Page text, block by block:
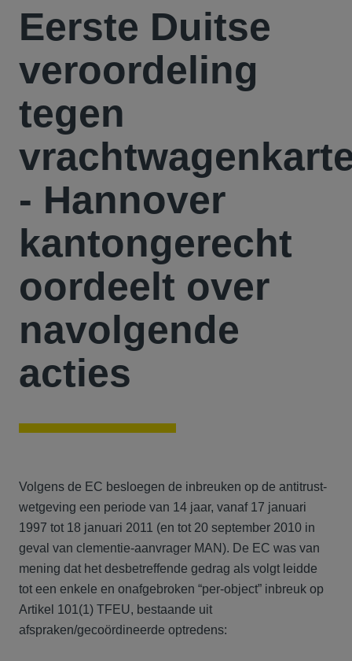
Eerste Duitse
veroordeling
tegen
- Hannover
kantongerecht
oordeelt over
navolgende
acties
Volgens de EC besloegen de inbreuken op de antitrust-
wetgeving een periode van 14 jaar, vanaf 17 januari
1997 tot 18 januari 2011 (en tot 20 september 2010 in
geval van clementie-aanvrager MAN). De EC was van
mening dat het desbetreffende gedrag als volgt leidde
tot een enkele en onafgebroken “per-object” inbreuk op
Artikel 101(1) TFEU, bestaande uit
afspraken/gecoördineerde optredens: